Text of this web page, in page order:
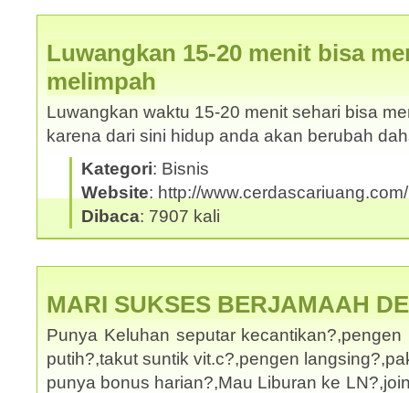
Luwangkan 15-20 menit bisa
melimpah
Luwangkan waktu 15-20 menit sehari bisa
karena dari sini hidup anda akan berubah
Kategori: Bisnis
Website: http://
Dibaca: 7907 kali
MARI SUKSES BERJAMAAH
Punya Keluhan seputar
putih?,takut suntik vit.c?,pengen
punya bonus harian?,Mau Liburan ke